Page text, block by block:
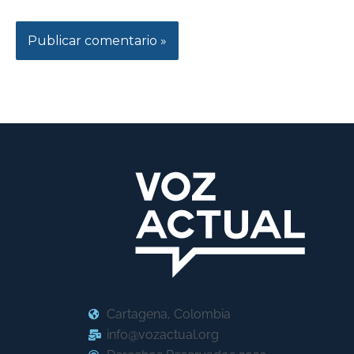
Cartagena, Colombia
info@vozactual.org